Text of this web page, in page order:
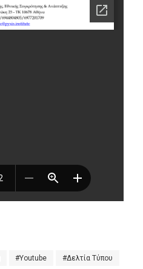
Youtube Δελτία Τύπου